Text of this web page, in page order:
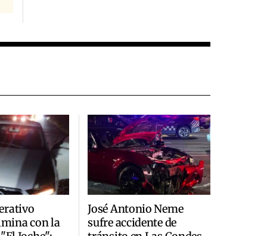
con la
José Antonio Neme
sufre accidente de